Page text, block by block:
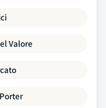
Valore